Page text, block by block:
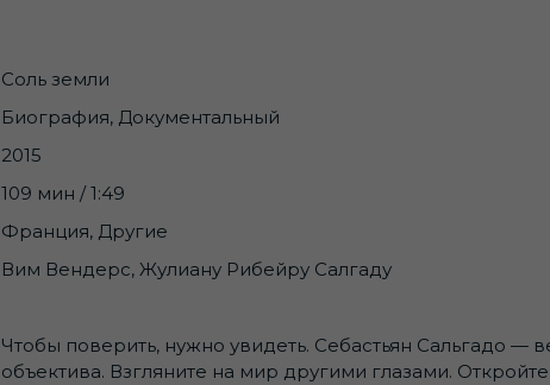
Соль земли
Биография, Документальный
2015
109 мин / 1:49
Франция, Другие
Вим Вендерс, Жулиану Рибейру Салгаду
Чтобы поверить, нужно увидеть. Себастьян Сальгадо
объектива. Взгляните на мир другими глазами.